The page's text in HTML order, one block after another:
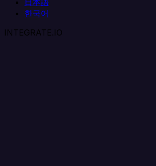
日本語
한국어
INTEGRATE.IO